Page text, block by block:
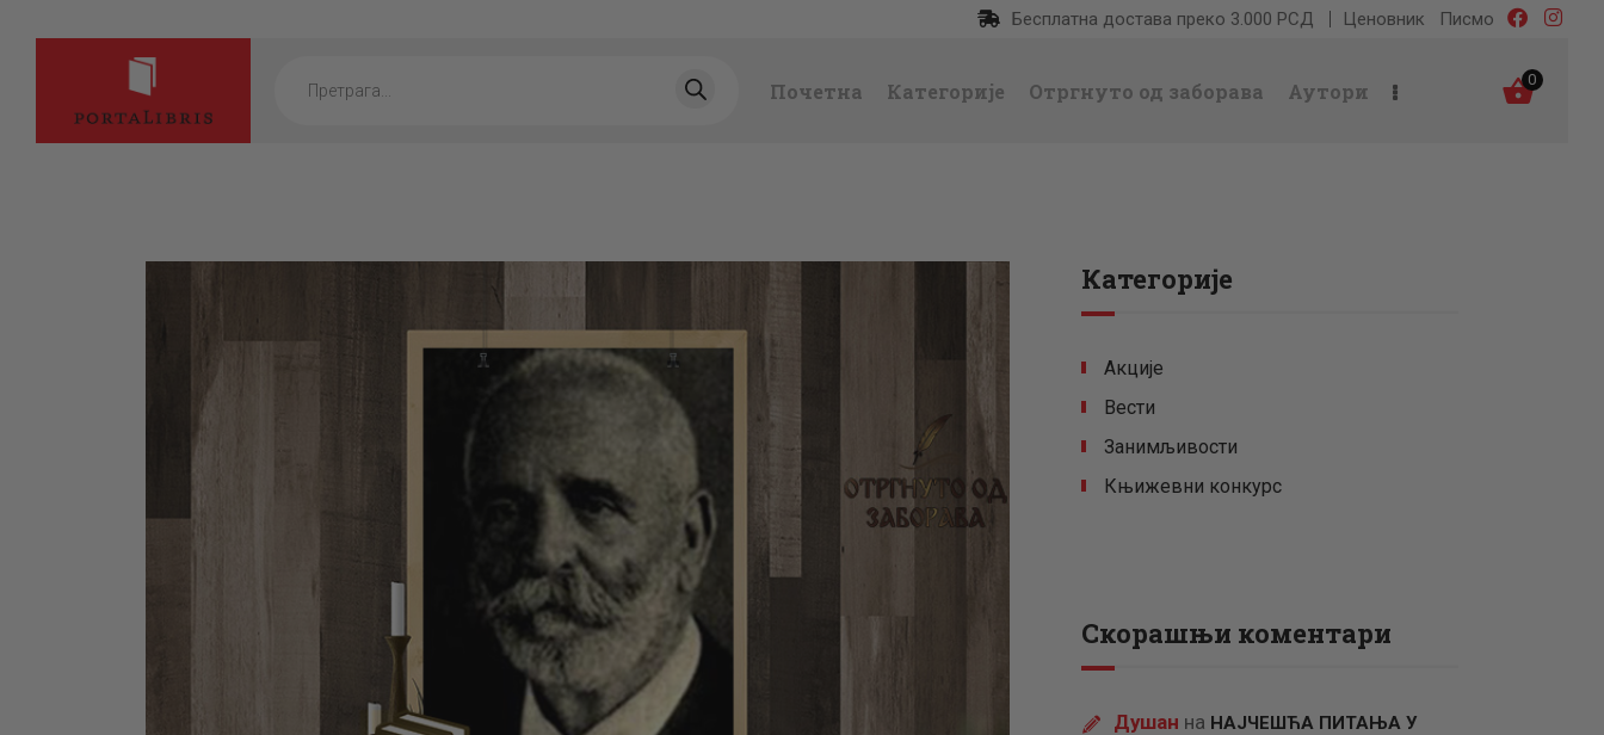
Бесплатна достава преко 3.000 РСД Ценовник Писмо
search
Почетна Категорије Отргнуто од заборава Аутори 0
КАТЕГОРИЈЕ
ОТРГНУТО ОД
ЗАБОРАВА
АУТОРИ
АКТУЕЛНОСТИ
ЦЕНОВНИК
ПИСМО
Категорије
Акције
Вести
Занимљивости
Књижевни конкурс
Скорашњи коментари
Душан на НАЈЧЕШЋА ПИТАЊА У